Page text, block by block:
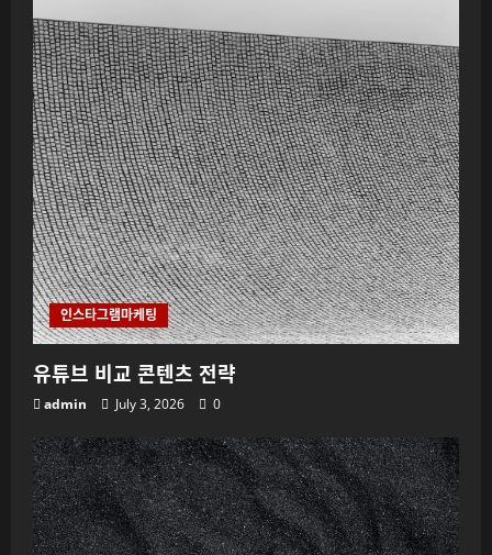
인스타그램마케팅
유튜브 비교 콘텐츠 전략
admin July 3, 2026 0